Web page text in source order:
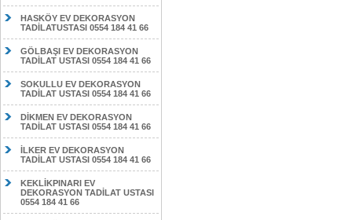
HASKÖY EV DEKORASYON
TADİLATUSTASI 0554 184 41 66
GÖLBAŞI EV DEKORASYON
TADİLAT USTASI 0554 184 41 66
SOKULLU EV DEKORASYON
TADİLAT USTASI 0554 184 41 66
DİKMEN EV DEKORASYON
TADİLAT USTASI 0554 184 41 66
İLKER EV DEKORASYON
TADİLAT USTASI 0554 184 41 66
KEKLİKPINARI EV
DEKORASYON TADİLAT USTASI
0554 184 41 66